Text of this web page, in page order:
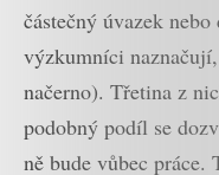
částečný úvazek
výzkumníci
načerno). Třetina z
podobný podíl se
ně bude vůbec práce.